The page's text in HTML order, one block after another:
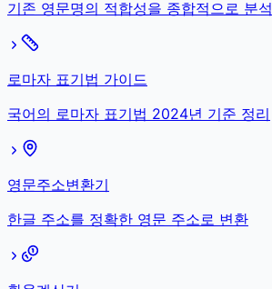
기존 영문명의 적합성을 종합적으로 분석
로마자 표기법 가이드
국어의 로마자 표기법 2024년 기준 정리
영문주소변환기
한글 주소를 정확한 영문 주소로 변환